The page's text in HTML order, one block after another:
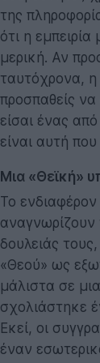
της
ότι η
μερική. Αν
ταυτόχρονα, η
προσπαθείς
είσαι ένας
είναι αυτή που
Μια «Θεϊκή»
Το ενδιαφέρον
αναγνωρίζουν
δουλειάς
«Θεού» ως
μάλιστα σε
σχολιάστηκε
Εκεί, οι
έναν